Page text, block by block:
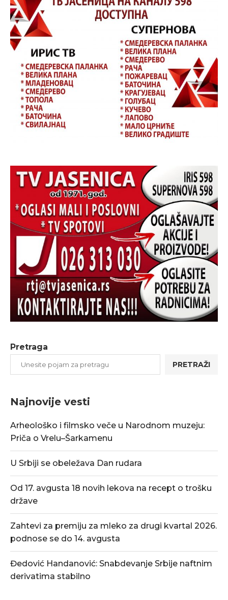
Pretraga
PRETRAŽI
Najnovije vesti
Arheološko i filmsko veče u Narodnom muzeju:
Priča o Vrelu–Šarkamenu
U Srbiji se obeležava Dan rudara
Od 17. avgusta 18 novih lekova na recept o trošku
države
Zahtevi za premiju za mleko za drugi kvartal 2026.
podnose se do 14. avgusta
Đedović Handanović: Snabdevanje Srbije naftnim
derivatima stabilno